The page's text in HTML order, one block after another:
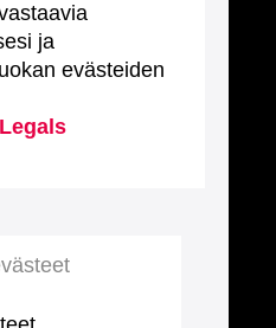
ja
evästeiden
Legals